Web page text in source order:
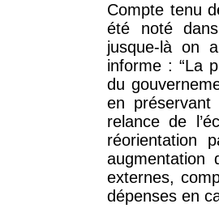
Compte tenu
été noté
jusque-là on
informe : “La
du
en préservant
relance de
réorientation
augmentation
externes,
dépenses en